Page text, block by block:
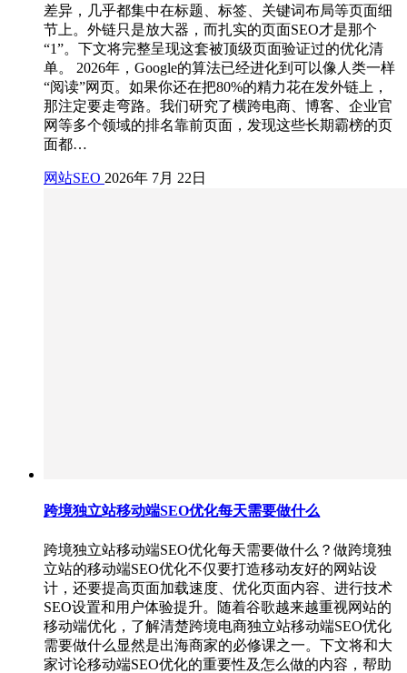
差异，几乎都集中在标题、标签、关键词布局等页面细
节上。外链只是放大器，而扎实的页面SEO才是那个
“1”。下文将完整呈现这套被顶级页面验证过的优化清
单。 2026年，Google的算法已经进化到可以像人类一样
“阅读”网页。如果你还在把80%的精力花在发外链上，
那注定要走弯路。我们研究了横跨电商、博客、企业官
网等多个领域的排名靠前页面，发现这些长期霸榜的页
面都…
网站SEO 2026年 7月 22日
跨境独立站移动端SEO优化每天需要做什么
跨境独立站移动端SEO优化每天需要做什么？做跨境独
立站的移动端SEO优化不仅要打造移动友好的网站设
计，还要提高页面加载速度、优化页面内容、进行技术
SEO设置和用户体验提升。随着谷歌越来越重视网站的
移动端优化，了解清楚跨境电商独立站移动端SEO优化
需要做什么显然是出海商家的必修课之一。下文将和大
家讨论移动端SEO优化的重要性及怎么做的内容，帮助